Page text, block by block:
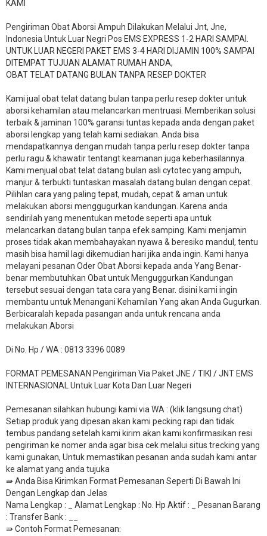
KAMI
Pengiriman Obat Aborsi Ampuh Dilakukan Melalui Jnt, Jne,
Indonesia Untuk Luar Negri Pos EMS EXPRESS 1-2 HARI SAMPAI.
UNTUK LUAR NEGERI PAKET EMS 3-4 HARI DIJAMIN 100% SAMPAI
DITEMPAT TUJUAN ALAMAT RUMAH ANDA,
OBAT TELAT DATANG BULAN TANPA RESEP DOKTER
Kami jual obat telat datang bulan tanpa perlu resep dokter untuk
aborsi kehamilan atau melancarkan mentruasi. Memberikan solusi
terbaik & jaminan 100% garansi tuntas kepada anda dengan paket
aborsi lengkap yang telah kami sediakan. Anda bisa
mendapatkannya dengan mudah tanpa perlu resep dokter tanpa
perlu ragu & khawatir tentangt keamanan juga keberhasilannya.
Kami menjual obat telat datang bulan asli cytotec yang ampuh,
manjur & terbukti tuntaskan masalah datang bulan dengan cepat.
Pilihlan cara yang paling tepat, mudah, cepat & aman untuk
melakukan aborsi menggugurkan kandungan. Karena anda
sendirilah yang menentukan metode seperti apa untuk
melancarkan datang bulan tanpa efek samping. Kami menjamin
proses tidak akan membahayakan nyawa & beresiko mandul, tentu
masih bisa hamil lagi dikemudian hari jika anda ingin. Kami hanya
melayani pesanan Oder Obat Aborsi kepada anda Yang Benar-
benar membutuhkan Obat untuk Menguggurkan Kandungan
tersebut sesuai dengan tata cara yang Benar. disini kami ingin
membantu untuk Menangani Kehamilan Yang akan Anda Gugurkan.
Berbicaralah kepada pasangan anda untuk rencana anda
melakukan Aborsi
Di No. Hp / WA : 0813 3396 0089
FORMAT PEMESANAN Pengiriman Via Paket JNE / TIKI / JNT EMS
INTERNASIONAL Untuk Luar Kota Dan Luar Negeri
Pemesanan silahkan hubungi kami via WA : (klik langsung chat)
Setiap produk yang dipesan akan kami pecking rapi dan tidak
tembus pandang setelah kami kirim akan kami konfirmasikan resi
pengiriman ke nomer anda agar bisa cek melalui situs trecking yang
kami gunakan, Untuk memastikan pesanan anda sudah kami antar
ke alamat yang anda tujuka
⇛ Anda Bisa Kirimkan Format Pemesanan Seperti Di Bawah Ini
Dengan Lengkap dan Jelas
Nama Lengkap : _ Alamat Lengkap : No. Hp Aktif : _ Pesanan Barang
: Transfer Bank : __
​⇛ Contoh Format Pemesanan: